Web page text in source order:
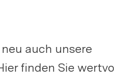
auch unsere
finden Sie